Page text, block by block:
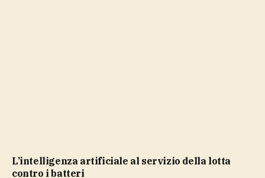
L’intelligenza artificiale al servizio della lotta
contro i batteri